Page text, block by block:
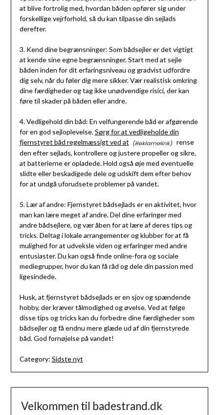
at blive fortrolig med, hvordan båden opfører sig under
forskellige vejrforhold, så du kan tilpasse din sejlads
derefter.
3. Kend dine begrænsninger: Som bådsejler er det vigtigt
at kende sine egne begrænsninger. Start med at sejle
båden inden for dit erfaringsniveau og gradvist udfordre
dig selv, når du føler dig mere sikker. Vær realistisk omkring
dine færdigheder og tag ikke unødvendige risici, der kan
føre til skader på båden eller andre.
4. Vedligehold din båd: En velfungerende båd er afgørende
for en god sejloplevelse.Sørg for at vedligeholde din
fjernstyret båd regelmæssigt ved at
rense
den efter sejlads, kontrollere og justere propeller og sikre,
at batterierne er opladede. Hold også øje med eventuelle
slidte eller beskadigede dele og udskift dem efter behov
for at undgå uforudsete problemer på vandet.
5. Lær af andre: Fjernstyret bådsejlads er en aktivitet, hvor
man kan lære meget af andre. Del dine erfaringer med
andre bådsejlere, og vær åben for at lære af deres tips og
tricks. Deltag i lokale arrangementer og klubber for at få
mulighed for at udveksle viden og erfaringer med andre
entusiaster. Du kan også finde online-fora og sociale
mediegrupper, hvor du kan få råd og dele din passion med
ligesindede.
Husk, at fjernstyret bådsejlads er en sjov og spændende
hobby, der kræver tålmodighed og øvelse. Ved at følge
disse tips og tricks kan du forbedre dine færdigheder som
bådsejler og få endnu mere glæde ud af din fjernstyrede
båd. God fornøjelse på vandet!
Category: Sidste nyt
Velkommen til badestrand.dk